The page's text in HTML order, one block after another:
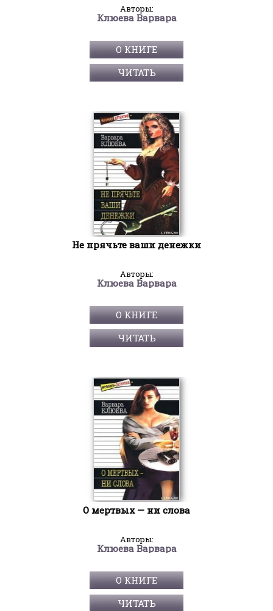
Авторы:
Клюева Варвара
О КНИГЕ
ЧИТАТЬ
Не прячьте ваши денежки
Авторы:
Клюева Варвара
О КНИГЕ
ЧИТАТЬ
О мертвых — ни слова
Авторы:
Клюева Варвара
О КНИГЕ
ЧИТАТЬ